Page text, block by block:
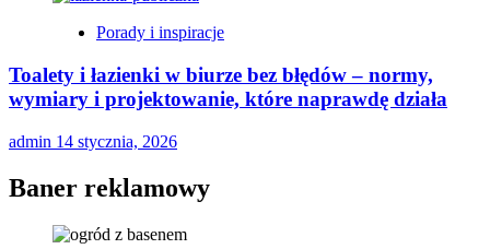
Porady i inspiracje
Toalety i łazienki w biurze bez błędów – normy,
wymiary i projektowanie, które naprawdę działa
admin 14 stycznia, 2026
Baner reklamowy